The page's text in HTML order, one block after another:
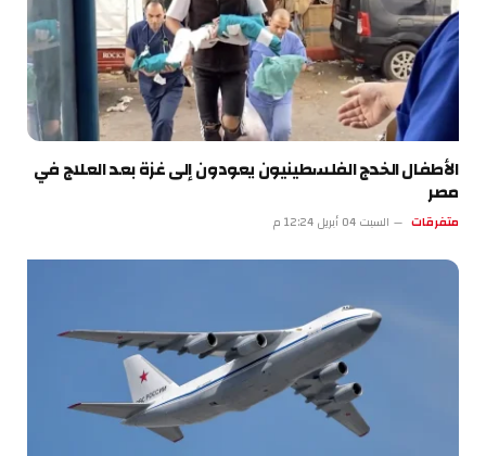
الأطفال الخدج الفلسطينيون يعودون إلى غزة بعد العلاج في
مصر
متفرقات السبت 04 أبريل 12:24 م